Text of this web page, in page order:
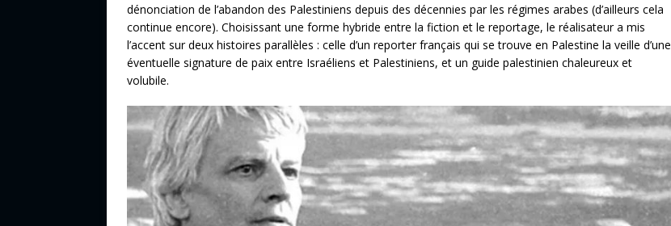
dénonciation de l’abandon des Palestiniens depuis des décennies par les régimes arabes (d’ailleurs cela
continue encore). Choisissant une forme hybride entre la fiction et le reportage, le réalisateur a mis
l’accent sur deux histoires parallèles : celle d’un reporter français qui se trouve en Palestine la veille d’une
éventuelle signature de paix entre Israéliens et Palestiniens, et un guide palestinien chaleureux et
volubile.